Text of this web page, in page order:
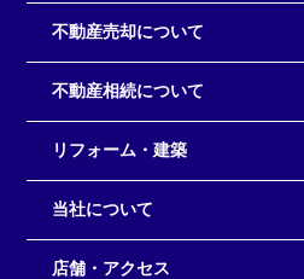
不動産売却について
不動産相続について
リフォーム・建築
当社について
店舗・アクセス